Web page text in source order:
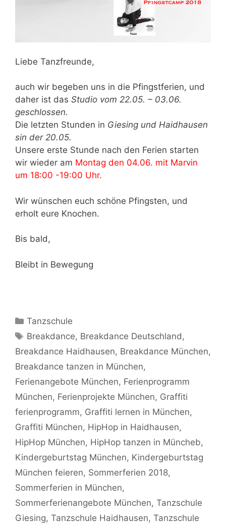
Liebe Tanzfreunde,
auch wir begeben uns in die Pfingstferien, und
daher ist das Studio vom 22.05. – 03.06.
geschlossen.
Die letzten Stunden in Giesing und Haidhausen
sin der 20.05.
Unsere erste Stunde nach den Ferien starten
wir wieder am Montag den 04.06. mit Marvin
um 18:00 -19:00 Uhr.
Wir wünschen euch schöne Pfingsten, und
erholt eure Knochen.
Bis bald,
Bleibt in Bewegung
Kategorien
Tanzschule
Schlagwörter
Breakdance, Breakdance Deutschland,
Breakdance Haidhausen, Breakdance München,
Breakdance tanzen in München,
Ferienangebote München, Ferienprogramm
München, Ferienprojekte München, Graffiti
ferienprogramm, Graffiti lernen in München,
Graffiti München, HipHop in Haidhausen,
HipHop München, HipHop tanzen in Müncheb,
Kindergeburtstag München, Kindergeburtstag
München feieren, Sommerferien 2018,
Sommerferien in München,
Sommerferienangebote München, Tanzschule
Giesing, Tanzschule Haidhausen, Tanzschule